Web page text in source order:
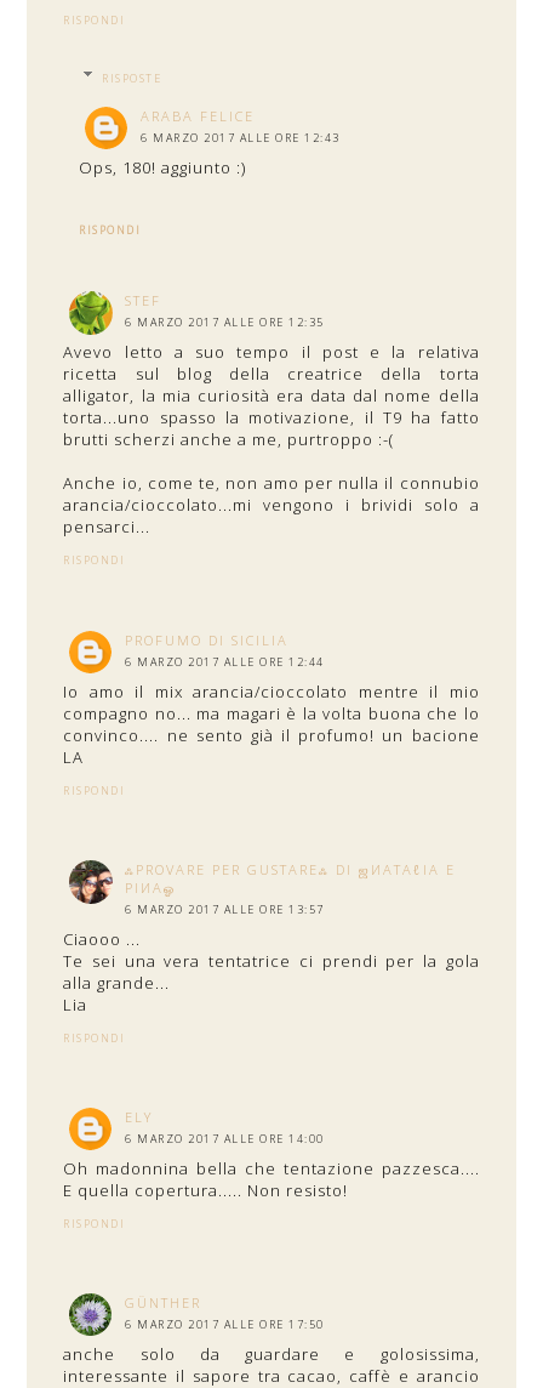
RISPONDI
RISPOSTE
ARABA FELICE
6 MARZO 2017 ALLE ORE 12:43
Ops, 180! aggiunto :)
RISPONDI
STEF
6 MARZO 2017 ALLE ORE 12:35
Avevo letto a suo tempo il post e la relativa
ricetta sul blog della creatrice della torta
alligator, la mia curiosità era data dal nome della
torta...uno spasso la motivazione, il T9 ha fatto
brutti scherzi anche a me, purtroppo :-(
Anche io, come te, non amo per nulla il connubio
arancia/cioccolato...mi vengono i brividi solo a
pensarci...
RISPONDI
PROFUMO DI SICILIA
6 MARZO 2017 ALLE ORE 12:44
Io amo il mix arancia/cioccolato mentre il mio
compagno no... ma magari è la volta buona che lo
convinco.... ne sento già il profumo! un bacione
LA
RISPONDI
ஃPROVARE PER GUSTAREஃ DI ஜИΑТΑℓΙΑ E
ΡΙИΑஓ
6 MARZO 2017 ALLE ORE 13:57
Ciaooo ...
Te sei una vera tentatrice ci prendi per la gola
alla grande...
Lia
RISPONDI
ELY
6 MARZO 2017 ALLE ORE 14:00
Oh madonnina bella che tentazione pazzesca....
E quella copertura..... Non resisto!
RISPONDI
GÜNTHER
6 MARZO 2017 ALLE ORE 17:50
anche solo da guardare e golosissima,
interessante il sapore tra cacao, caffè e arancio